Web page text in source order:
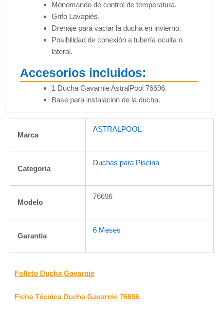
Monomando de control de temperatura.
Grifo Lavapiés.
Drenaje para vaciar la ducha en invierno.
Posibilidad de conexión a tubería oculta o
lateral.
Accesorios incluidos:
1 Ducha Gavarnie AstralPool 76696.
Base para instalacion de la ducha.
Marca
ASTRALPOOL
Categoria
Duchas para Piscina
Modelo
76696
Garantia
6 Meses
Folleto Ducha Gavarnie
Ficha Técnica Ducha Gavarnie 76696